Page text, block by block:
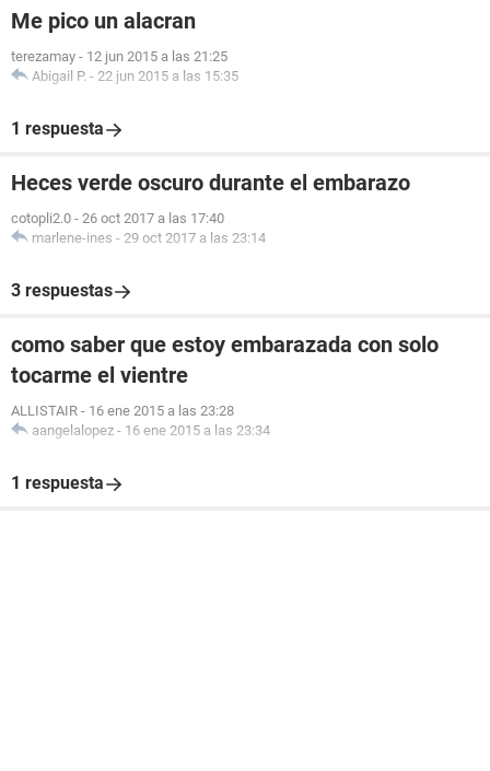
Me pico un alacran
terezamay - 12 jun 2015 a las 21:25
Abigail P. - 22 jun 2015 a las 15:35
1 respuesta
Heces verde oscuro durante el embarazo
cotopli2.0 - 26 oct 2017 a las 17:40
marlene-ines - 29 oct 2017 a las 23:14
3 respuestas
como saber que estoy embarazada con solo
tocarme el vientre
ALLISTAIR - 16 ene 2015 a las 23:28
aangelalopez - 16 ene 2015 a las 23:34
1 respuesta